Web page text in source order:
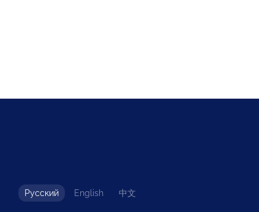
Русский English 中文